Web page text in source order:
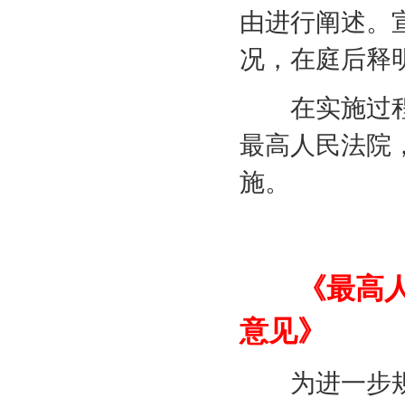
由进行阐述。
况，在庭后释
在实施过程
最高人民法院
施。
《最高人
意见》
为进一步规